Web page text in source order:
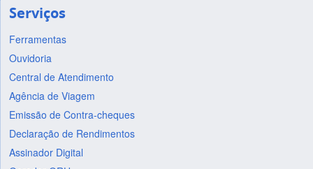
Serviços
Ferramentas
Ouvidoria
Central de Atendimento
Agência de Viagem
Emissão de Contra-cheques
Declaração de Rendimentos
Assinador Digital